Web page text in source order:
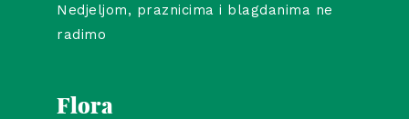
Nedjeljom, praznicima i blagdanima ne
radimo
Flora